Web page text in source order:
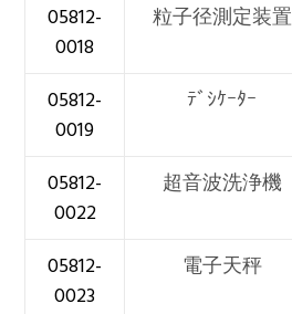
05812-
0018
粒子径測定装置
05812-
0019
ﾃﾞｼｹｰﾀｰ
05812-
0022
超音波洗浄機
05812-
0023
電子天秤